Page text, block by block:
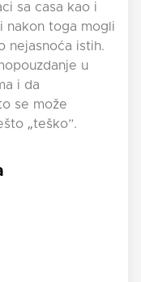
sa casa kao i
nakon toga mogli
nejasnoća istih.
u
i da
se može
„teško”.